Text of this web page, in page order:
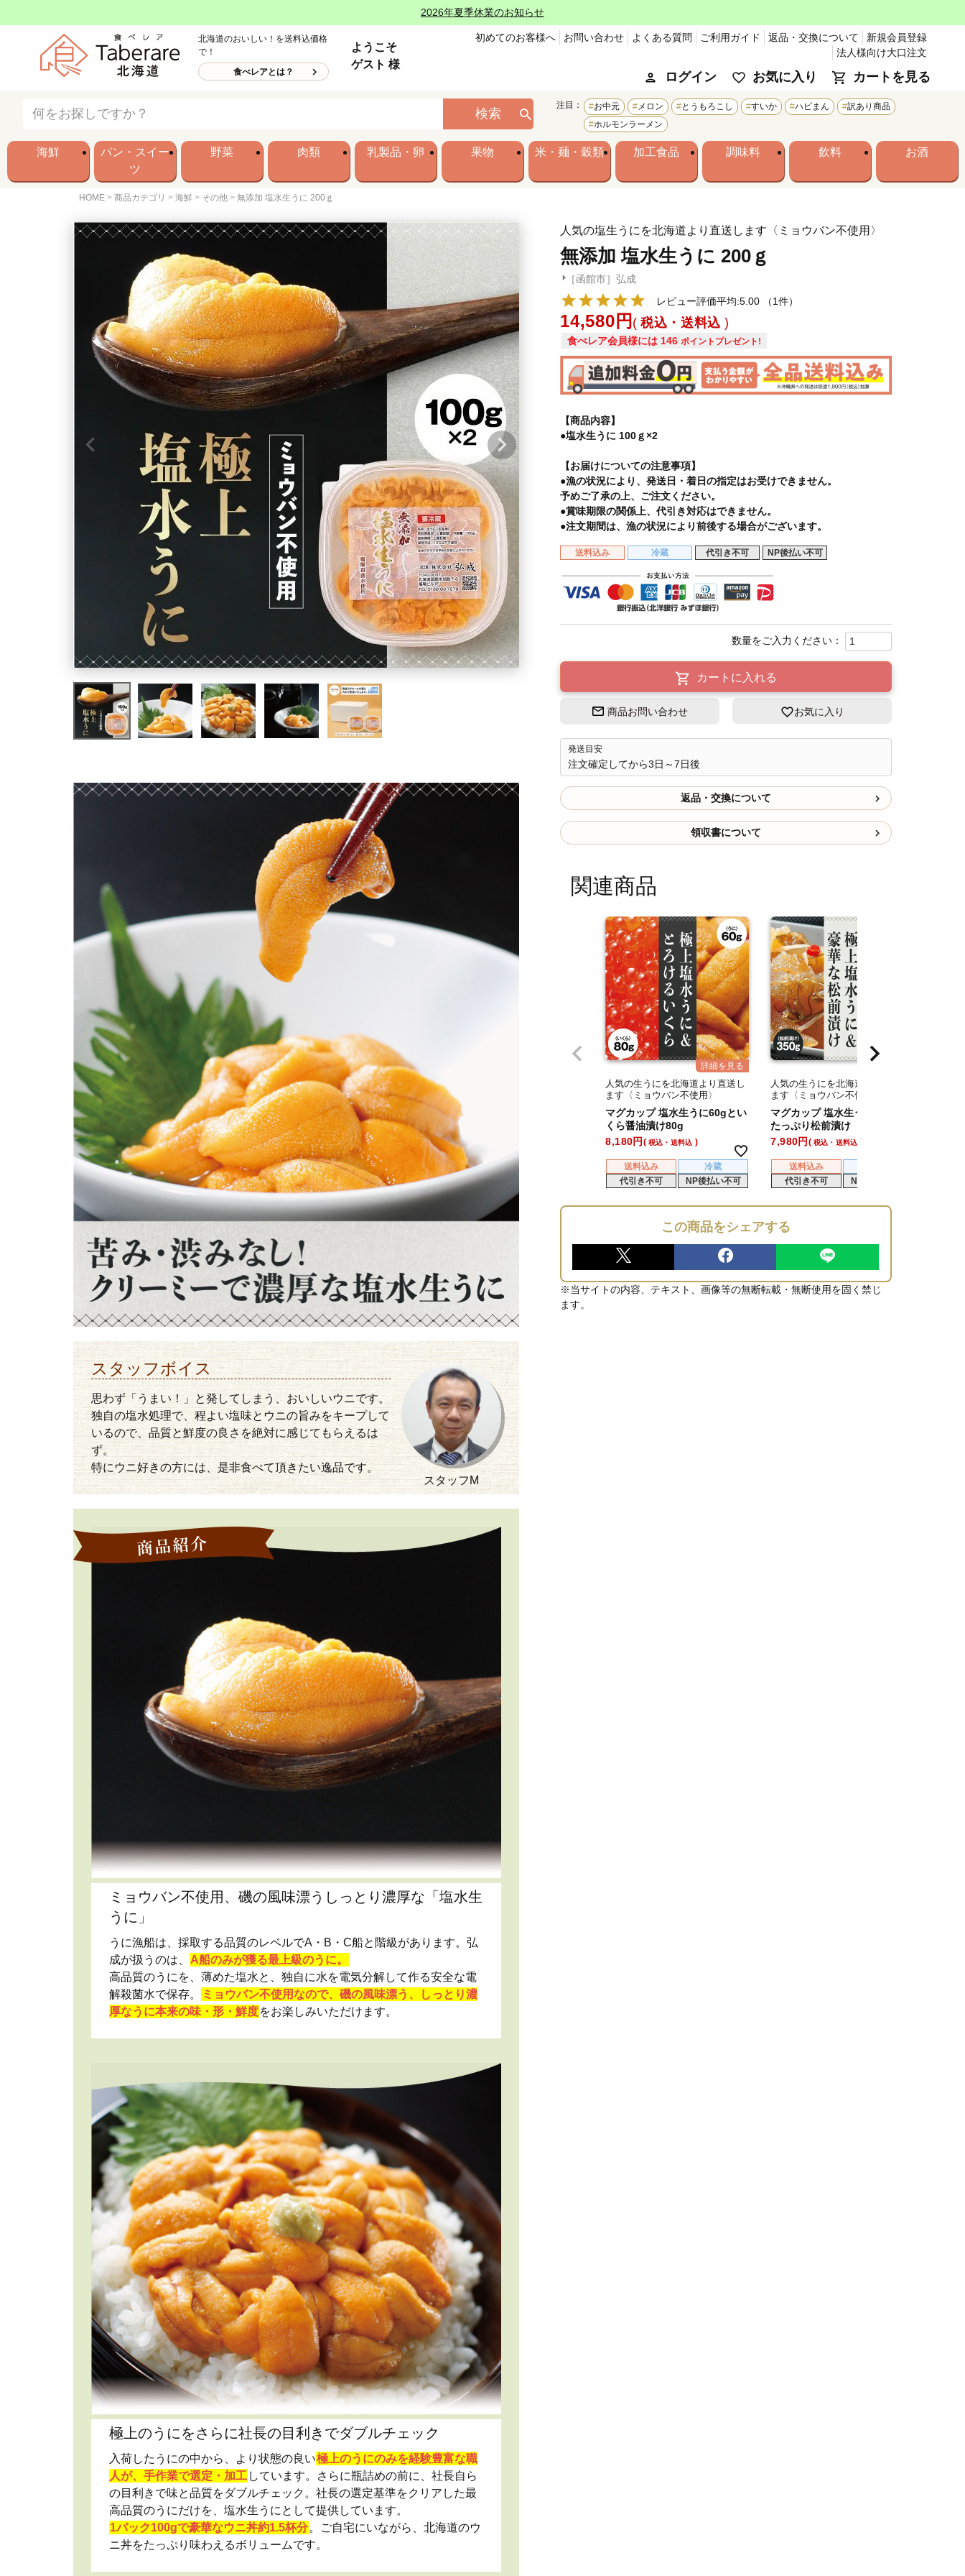
2026年夏季休業のお知らせ
北海道のおいしい！を送料込価格
で！
食べレアとは？
ようこそ
ゲスト 様
初めてのお客様へ お問い合わせ よくある質問 ご利用ガイド 返品・交換について
新規会員登録
法人様向け大口注文
ログイン お気に入り カートを見る
検索
注目： お中元 メロン とうもろこし すいか ハピまん
訳あり商品
ホルモンラーメン
海鮮
パン・スイー
ツ
野菜 肉類 乳製品・卵 果物 米・麺・穀類 加工食品 調味料 飲料 お酒
HOME 商品カテゴリ 海鮮 その他 無添加 塩水生うに 200ｇ
人気の塩生うにを北海道より直送します〈ミョウバン不使用〉
無添加 塩水生うに 200ｇ
［函館市］弘成
レビュー評価平均:5.00
（1件）
14,580 税込・送料込
食べレア会員様には 146 ポイントプレゼント!
【商品内容】
●塩水生うに 100ｇ×2
【お届けについての注意事項】
●漁の状況により、発送日・着日の指定はお受けできません。
予めご了承の上、ご注文ください。
●賞味期限の関係上、代引き対応はできません。
●注文期間は、漁の状況により前後する場合がございます。
送料込み 冷蔵 代引き不可 NP後払い不可
カートに入れる
商品お問い合わせ お気に入り
発送目安
注文確定してから3日～7日後
返品・交換について
領収書について
関連商品
人気の生うにを北海道より直送し
ます〈ミョウバン不使用〉
マグカップ 塩水生うに60gとい
くら醤油漬け80g
送料込み
冷蔵
代引き不可
NP後払い不可
8,180 税込・送料込
人気の生うにを北海道より直送し
ます〈ミョウバン不使用〉
マグカップ 塩水生うにと数の子
たっぷり松前漬け
送料込み
代引き不可
NP後払い不可
7,980 税込・送料込
この商品をシェアする
※当サイトの内容、テキスト、画像等の無断転載・無断使用を固く禁じ
ます。
スタッフボイス
思わず「うまい！」と発してしまう、おいしいウニです。
独自の塩水処理で、程よい塩味とウニの旨みをキープして
いるので、品質と鮮度の良さを絶対に感じてもらえるは
ず。
特にウニ好きの方には、是非食べて頂きたい逸品です。
スタッフM
ミョウバン不使用、磯の風味漂うしっとり濃厚な「塩水生
うに」
うに漁船は、採取する品質のレベルでA・B・C船と階級があります。弘
成が扱うのは、
A船のみが獲る最上級のうに。
高品質のうにを、薄めた塩水と、独自に水を電気分解して作る安全な電
解殺菌水で保存。
ミョウバン不使用なので、磯の風味漂う、しっとり濃
厚なうに本来の味・形・鮮度をお楽しみいただけます。
極上のうにをさらに社長の目利きでダブルチェック
入荷したうにの中から、より状態の良い極上のうにのみを経験豊富な職
人が、手作業で選定・加工 しています。さらに瓶詰めの前に、社長自ら
の目利きで味と品質をダブルチェック。社長の選定基準をクリアした最
高品質のうにだけを、塩水生うにとして提供しています。
1パック100gで豪華なウニ丼約1.5杯分。ご自宅にいながら、北海道のウ
ニ丼をたっぷり味わえるボリュームです。